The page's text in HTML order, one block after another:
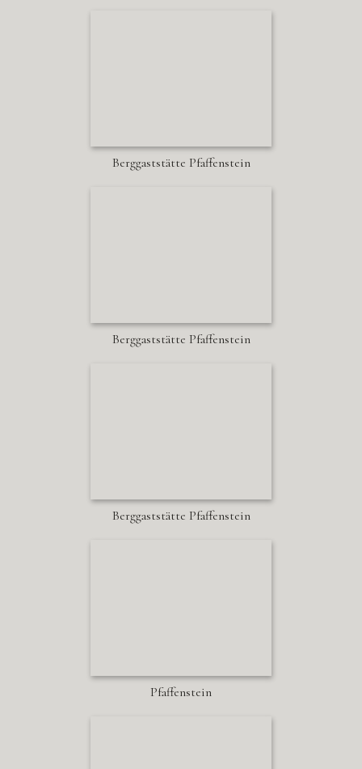
Berggaststätte Pfaffenstein
Berggaststätte Pfaffenstein
Berggaststätte Pfaffenstein
Pfaffenstein